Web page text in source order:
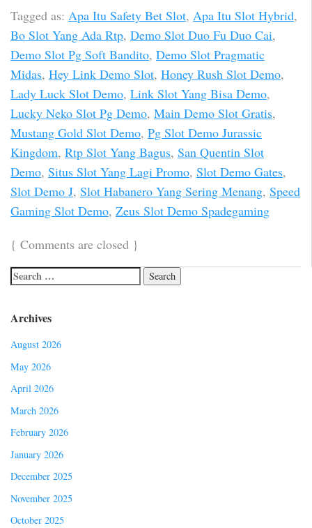
Tagged as: Apa Itu Safety Bet Slot, Apa Itu Slot Hybrid,
Bo Slot Yang Ada Rtp, Demo Slot Duo Fu Duo Cai,
Demo Slot Pg Soft Bandito, Demo Slot Pragmatic
Midas, Hey Link Demo Slot, Honey Rush Slot Demo,
Lady Luck Slot Demo, Link Slot Yang Bisa Demo,
Lucky Neko Slot Pg Demo, Main Demo Slot Gratis,
Mustang Gold Slot Demo, Pg Slot Demo Jurassic
Kingdom, Rtp Slot Yang Bagus, San Quentin Slot
Demo, Situs Slot Yang Lagi Promo, Slot Demo Gates,
Slot Demo J, Slot Habanero Yang Sering Menang, Speed
Gaming Slot Demo, Zeus Slot Demo Spadegaming
{ Comments are closed }
Archives
August 2026
May 2026
April 2026
March 2026
February 2026
January 2026
December 2025
November 2025
October 2025